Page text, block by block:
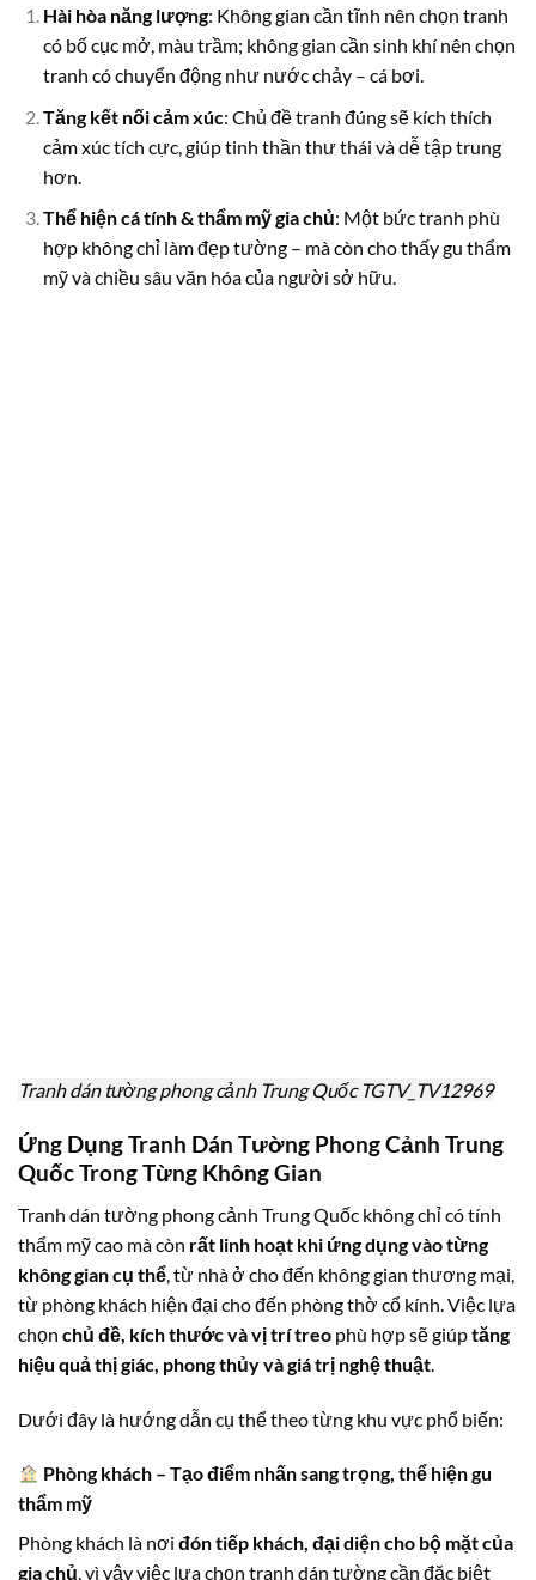
Hài hòa năng lượng: Không gian cần tĩnh nên chọn tranh
có bố cục mở, màu trầm; không gian cần sinh khí nên chọn
tranh có chuyển động như nước chảy – cá bơi.
Tăng kết nối cảm xúc: Chủ đề tranh đúng sẽ kích thích
cảm xúc tích cực, giúp tinh thần thư thái và dễ tập trung
hơn.
Thể hiện cá tính & thẩm mỹ gia chủ: Một bức tranh phù
hợp không chỉ làm đẹp tường – mà còn cho thấy gu thẩm
mỹ và chiều sâu văn hóa của người sở hữu.
Tranh dán tường phong cảnh Trung Quốc TGTV_TV12969
Ứng Dụng Tranh Dán Tường Phong Cảnh Trung
Quốc Trong Từng Không Gian
Tranh dán tường phong cảnh Trung Quốc không chỉ có tính
thẩm mỹ cao mà còn rất linh hoạt khi ứng dụng vào từng
không gian cụ thể, từ nhà ở cho đến không gian thương mại,
từ phòng khách hiện đại cho đến phòng thờ cổ kính. Việc lựa
chọn chủ đề, kích thước và vị trí treo phù hợp sẽ giúptăng
hiệu quả thị giác, phong thủy và giá trị nghệ thuật.
Dưới đây là hướng dẫn cụ thể theo từng khu vực phổ biến:
Phòng khách – Tạo điểm nhấn sang trọng, thể hiện gu
thẩm mỹ
Phòng khách là nơi đón tiếp khách, đại diện cho bộ mặt của
gia chủ, vì vậy việc lựa chọn tranh dán tường cần đặc biệt